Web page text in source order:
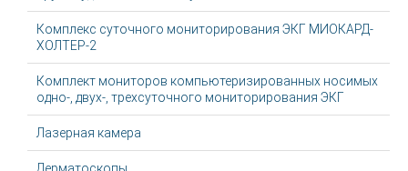
Комплекс суточного мониторирования ЭКГ МИОКАРД-
ХОЛТЕР-2
Комплект мониторов компьютеризированных носимых
одно-, двух-, трехсуточного мониторирования ЭКГ
Лазерная камера